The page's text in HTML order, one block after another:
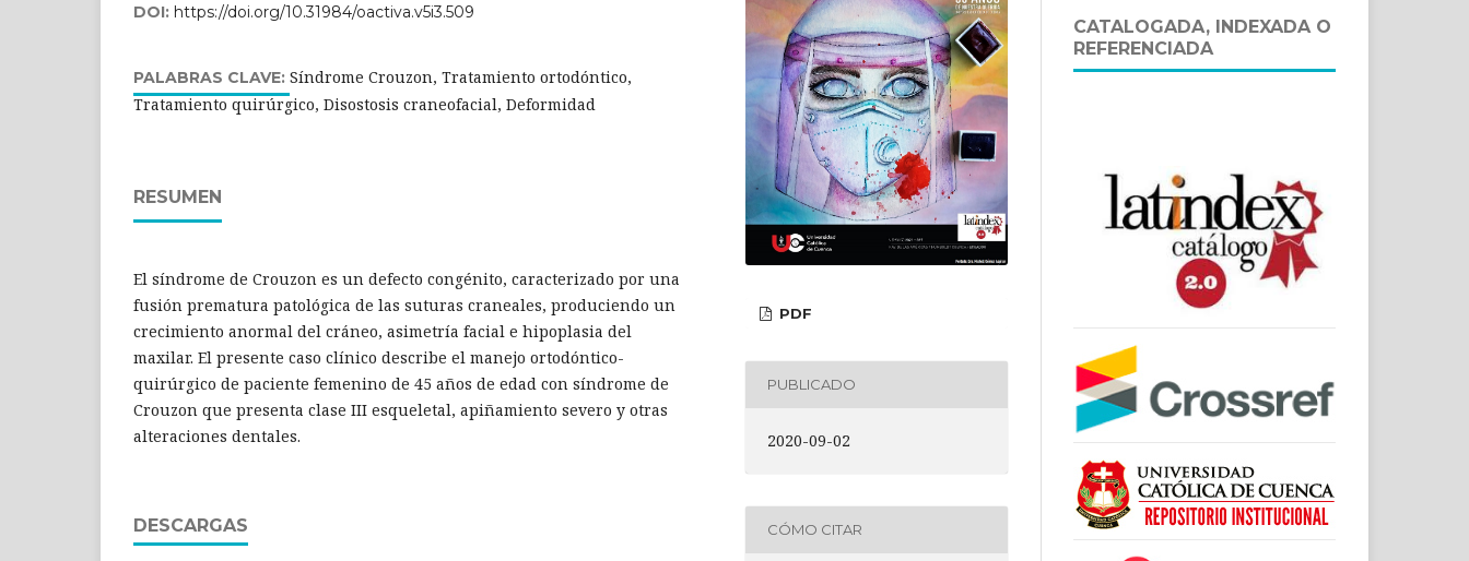
DOI: https://doi.org/10.31984/oactiva.v5i3.509
PALABRAS CLAVE: Síndrome Crouzon, Tratamiento ortodóntico,
Tratamiento quirúrgico, Disostosis craneofacial, Deformidad
RESUMEN
El síndrome de Crouzon es un defecto congénito, caracterizado por una
fusión prematura patológica de las suturas craneales, produciendo un
crecimiento anormal del cráneo, asimetría facial e hipoplasia del
maxilar. El presente caso clínico describe el manejo ortodóntico-
quirúrgico de paciente femenino de 45 años de edad con síndrome de
Crouzon que presenta clase III esqueletal, apiñamiento severo y otras
alteraciones dentales.
DESCARGAS
PDF
PUBLICADO
2020-09-02
CÓMO CITAR
CATALOGADA, INDEXADA O
REFERENCIADA